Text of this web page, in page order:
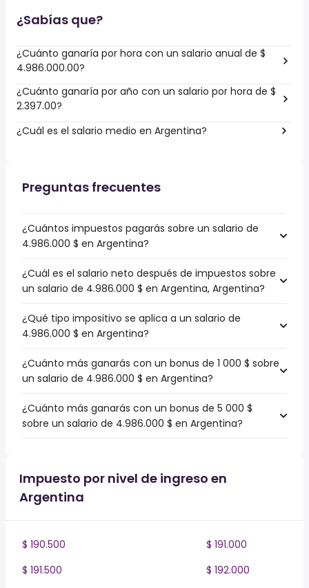
¿Sabías que?
¿Cuánto ganaría por hora con un salario anual de $
4.986.000.00?
¿Cuánto ganaría por año con un salario por hora de $
2.397.00?
¿Cuál es el salario medio en Argentina?
Preguntas frecuentes
¿Cuántos impuestos pagarás sobre un salario de
4.986.000 $ en Argentina?
¿Cuál es el salario neto después de impuestos sobre
un salario de 4.986.000 $ en Argentina, Argentina?
¿Qué tipo impositivo se aplica a un salario de
4.986.000 $ en Argentina?
¿Cuánto más ganarás con un bonus de 1 000 $ sobre
un salario de 4.986.000 $ en Argentina?
¿Cuánto más ganarás con un bonus de 5 000 $
sobre un salario de 4.986.000 $ en Argentina?
Impuesto por nivel de ingreso en
Argentina
$ 190.500
$ 191.000
$ 191.500
$ 192.000